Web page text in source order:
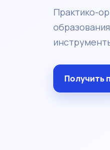
Практико-
Получить